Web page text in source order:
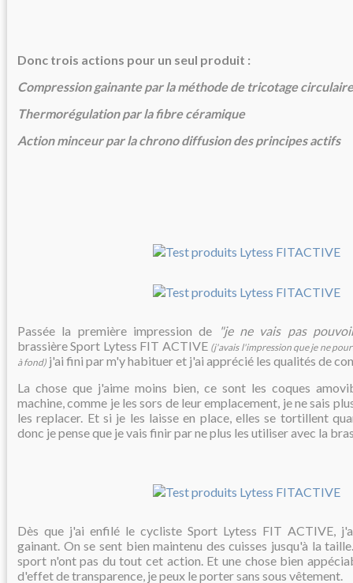
Donc trois actions pour un seul produit :
Compression gainante par la méthode de tricotage circulaire
Thermorégulation par la fibre céramique
Action minceur par la chrono diffusion des principes actifs
Passée la première impression de
"je ne vais pas
brassière Sport Lytess FIT ACTIVE (j'avais l'impression que je ne
à fond) j'ai fini par m'y habituer et j'ai apprécié les qualités de
La chose que j'aime moins bien, ce sont les coques
machine, comme je les sors de leur emplacement, je ne sais
les replacer. Et si je les laisse en place, elles se tortillent
donc je pense que je vais finir par ne plus les utiliser avec la
Dès que j'ai enfilé le cycliste Sport Lytess FIT ACTIVE,
gainant. On se sent bien maintenu des cuisses jusqu'à la
sport n'ont pas du tout cet action. Et une chose bien
d'effet de transparence, je peux le porter sans sous vêtement.